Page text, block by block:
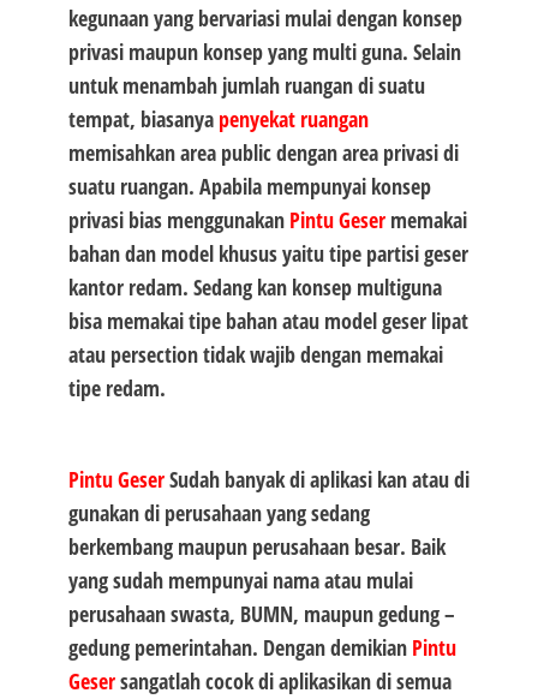
kegunaan yang bervariasi mulai dengan konsep
privasi maupun konsep yang multi guna. Selain
untuk menambah jumlah ruangan di suatu
tempat, biasanya penyekat ruangan
memisahkan area public dengan area privasi di
suatu ruangan. Apabila mempunyai konsep
privasi bias menggunakan Pintu Gesermemakai
bahan dan model khusus yaitu tipe partisi geser
kantor redam. Sedang kan konsep multiguna
bisa memakai tipe bahan atau model geser lipat
atau persection tidak wajib dengan memakai
tipe redam.
Pintu GeserSudah banyak di aplikasi kan atau di
gunakan di perusahaan yang sedang
berkembang maupun perusahaan besar. Baik
yang sudah mempunyai nama atau mulai
perusahaan swasta, BUMN, maupun gedung –
gedung pemerintahan. Dengan demikian Pintu
Gesersangatlah cocok di aplikasikan di semua